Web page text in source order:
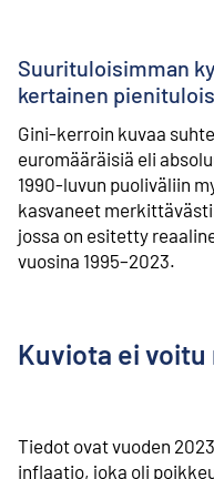
Suurituloisimman
kertainen
Gini-kerroin kuvaa
euromääräisiä eli
1990-luvun puoliväliin
kasvaneet
jossa on esitetty
vuosina 1995–2023.
Kuviota ei voitu
Tiedot ovat vuoden
inflaatio, joka oli